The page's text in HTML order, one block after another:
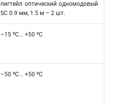
пигтейл оптический одномодовый
SC 0.9 мм, 1.5 м – 2 шт.
–15 ºС... +50 ºС
–50 ºС... +50 ºС